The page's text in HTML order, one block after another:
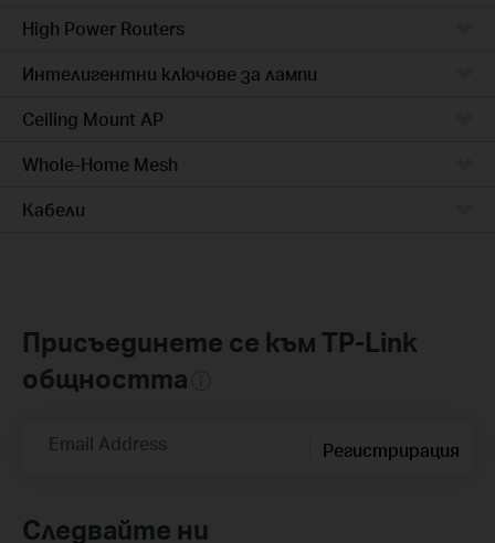
High Power Routers
Интелигентни ключове за лампи
Ceiling Mount AP
Whole-Home Mesh
Кабели
Присъединете се към TP-Link
общността
Email Address Регистрирация
Следвайте ни